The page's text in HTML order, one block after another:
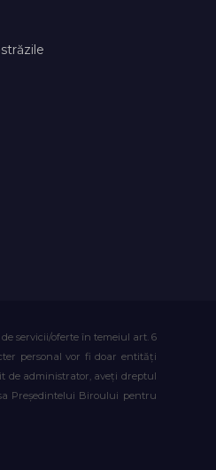
servicii/oferte în temeiul art. 6
personal vor fi doar entități
de administrator, aveți dreptul
Președintelui Biroului pentru